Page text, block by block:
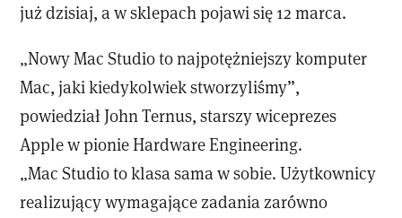
już dzisiaj, a w sklepach pojawi się 12 marca.
„Nowy Mac Studio to najpotężniejszy komputer
Mac, jaki kiedykolwiek stworzyliśmy”,
powiedział John Ternus, starszy wiceprezes
Apple w pionie Hardware Engineering.
„Mac Studio to klasa sama w sobie. Użytkownicy
realizujący wymagające zadania zarówno